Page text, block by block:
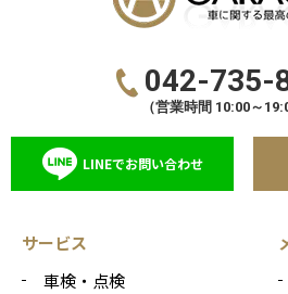
042-735-
（営業時間 10:00～
LINEでお問い合わせ
サービス
車検・点検